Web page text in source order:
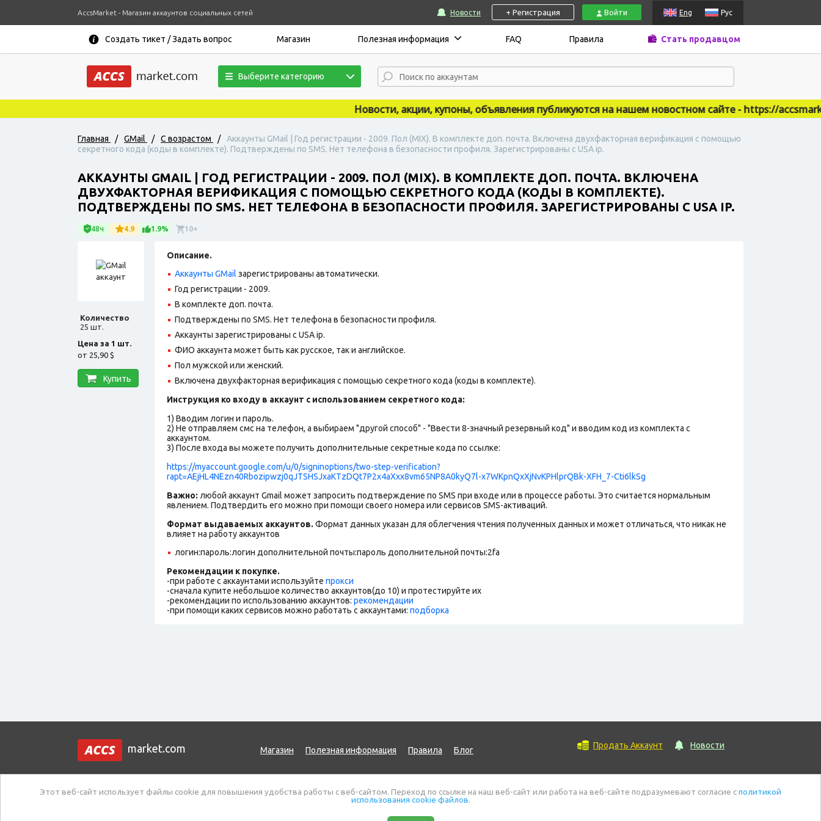
AccsMarket - Магазин аккаунтов социальных сетей Новости + Регистрация Войти Eng Рус
Создать тикет / Задать вопрос Магазин Полезная информация FAQ Правила Стать продавцом
Выберите категорию
Новости, акции, купоны, объявления публикуются на нашем новостном сайте - https://
Главная / GMail / С возрастом /
Аккаунты GMail | Год регистрации - 2009. Пол (MIX). В комплекте доп. почта. Включена двухфакторная верификация с помощью
секретного кода (коды в комплекте). Подтверждены по SMS. Нет телефона в безопасности профиля. Зарегистрированы с USA ip.
АККАУНТЫ GMAIL | ГОД РЕГИСТРАЦИИ - 2009. ПОЛ (MIX). В КОМПЛЕКТЕ ДОП. ПОЧТА. ВКЛЮЧЕНА
ДВУХФАКТОРНАЯ ВЕРИФИКАЦИЯ С ПОМОЩЬЮ СЕКРЕТНОГО КОДА (КОДЫ В КОМПЛЕКТЕ).
ПОДТВЕРЖДЕНЫ ПО SMS. НЕТ ТЕЛЕФОНА В БЕЗОПАСНОСТИ ПРОФИЛЯ. ЗАРЕГИСТРИРОВАНЫ С USA IP.
48ч 4.9 1.9% 10+
Количество
25 шт.
Цена за 1 шт.
от 25,90 $
Купить
Описание.
Аккаунты GMail зарегистрированы автоматически.
Год регистрации - 2009.
В комплекте доп. почта.
Подтверждены по SMS. Нет телефона в безопасности профиля.
Аккаунты зарегистрированы с USA ip.
ФИО аккаунта может быть как русское, так и английское.
Пол мужской или женский.
Включена двухфакторная верификация с помощью секретного кода (коды в комплекте).
Инструкция ко входу в аккаунт с использованием секретного кода:
1) Вводим логин и пароль.
2) Не отправляем смс на телефон, а выбираем "другой способ" - "Ввести 8-значный резервный код" и вводим код из комплекта с
аккаунтом.
3) После входа вы можете получить дополнительные секретные кода по ссылке:
https://myaccount.google.com/u/0/signinoptions/two-step-verification?
rapt=AEjHL4NEzn40Rbozipwzj0qJTSHSJxaKTzDQt7P2x4aXxx8vm65NP8A0kyQ7l-x7WKpnQxXjNvKPHlprQBk-XFH_7-Cti6lkSg
Важно: любой аккаунт Gmail может запросить подтверждение по SMS при входе или в процессе работы. Это считается нормальным
явлением. Подтвердить его можно при помощи своего номера или сервисов SMS-активаций.
Формат выдаваемых аккаунтов. Формат данных указан для облегчения чтения полученных данных и может отличаться, что никак не
влияет на работу аккаунтов
логин:пароль:логин дополнительной почты:пароль дополнительной почты:2fa
Рекомендации к покупке.
-при работе с аккаунтами используйте прокси
-сначала купите небольшое количество аккаунтов(до 10) и протестируйте их
-рекомендации по использованию аккаунтов: рекомендации
-при помощи каких сервисов можно работать с аккаунтами: подборка
market.com Магазин Полезная информация Правила Блог Продать Аккаунт Новости
Карта сайта Публичная оферта
Этот веб-сайт использует файлы cookie для повышения удобства работы с веб-сайтом. Переход по ссылке на наш веб-сайт или работа на веб-сайте подразумевают согласие сполитикой
использования cookie файлов.